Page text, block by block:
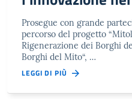
Prosegue con grande
percorso del progetto
Rigenerazione dei Borghi
Borghi del Mito“, …
LEGGI DI PIÙ